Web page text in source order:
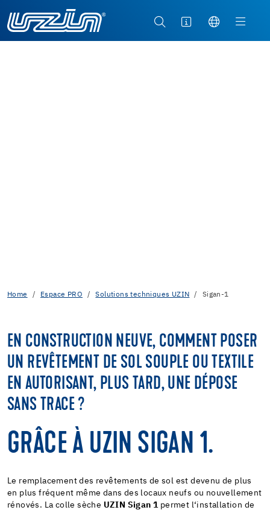
Home Espace PRO Solutions techniques UZIN Sigan-1
EN CONSTRUCTION NEUVE, COMMENT POSER
UN REVÊTEMENT DE SOL SOUPLE OU TEXTILE
EN AUTORISANT, PLUS TARD, UNE DÉPOSE
SANS TRACE ?
GRÂCE À UZIN SIGAN 1.
Le remplacement des revêtements de sol est devenu de plus
en plus fréquent même dans des locaux neufs ou nouvellement
rénovés. La colle sèche UZIN Sigan 1 permet l‘installation de